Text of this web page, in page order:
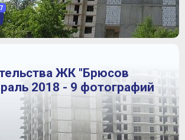
7
ЖК "Брюсов
2018 - 9 фотографий